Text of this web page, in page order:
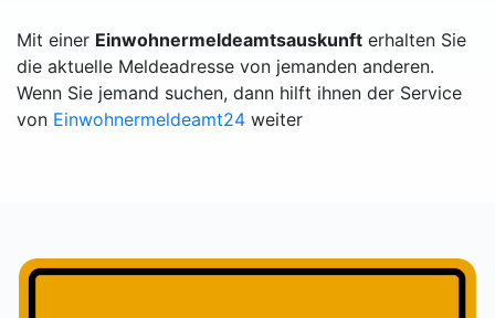
Mit einer Einwohnermeldeamtsauskunft erhalten Sie
die aktuelle Meldeadresse von jemanden anderen.
Wenn Sie jemand suchen, dann hilft ihnen der Service
von Einwohnermeldeamt24 weiter